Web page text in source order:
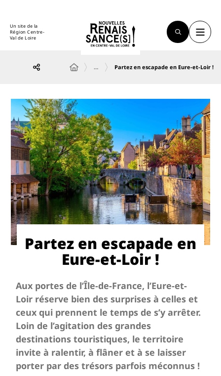
Un site de la
Région Centre-
Val de Loire
… Partez en escapade en Eure-et-Loir !
Partez en escapade en
Eure-et-Loir !
Aux portes de l’Île-de-France, l’Eure-et-
Loir réserve bien des surprises à celles et
ceux qui prennent le temps de s’y arrêter.
Loin de l’agitation des grandes
destinations touristiques, le territoire
invite à ralentir, à flâner et à se laisser
porter par des trésors parfois méconnus !